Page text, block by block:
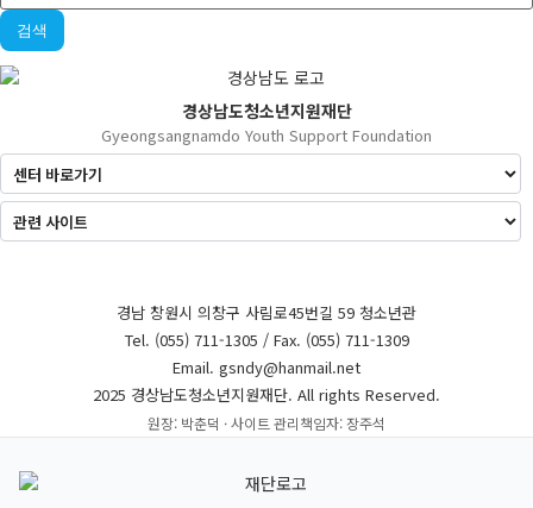
검색
경상남도청소년지원재단
Gyeongsangnamdo Youth Support Foundation
경남 창원시 의창구 사림로45번길 59 청소년관
Tel. (055) 711-1305 / Fax. (055) 711-1309
Email. gsndy@hanmail.net
2025 경상남도청소년지원재단. All rights Reserved.
원장: 박춘덕 · 사이트 관리책임자: 장주석